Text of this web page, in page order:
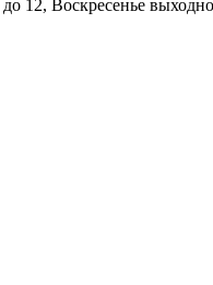
12, Воскресенье